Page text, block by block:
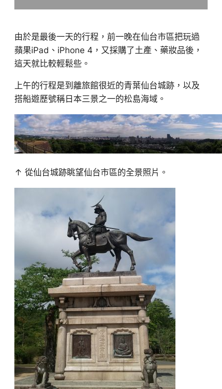
由於是最後一天的行程，前一晚在仙台市區把玩過
蘋果iPad、iPhone 4，又採購了土產、藥妝品後，
這天就比較輕鬆些。
上午的行程是到離旅館很近的青葉仙台城跡，以及
搭船遊歷號稱日本三景之一的松島海域。
↑ 從仙台城跡眺望仙台市區的全景照片。